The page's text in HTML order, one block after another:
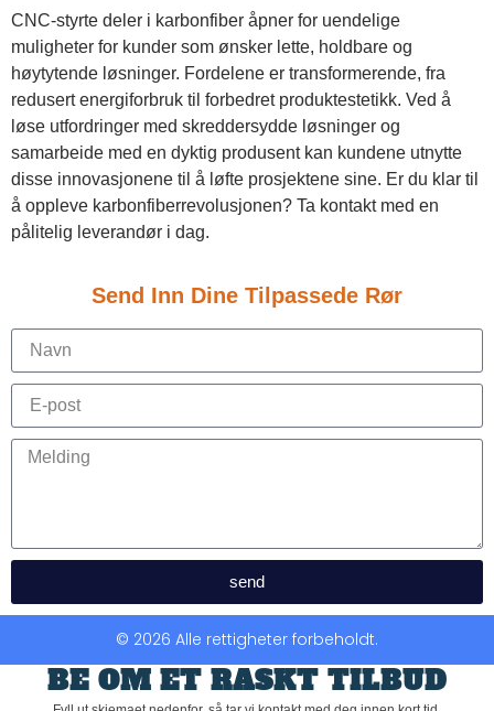
CNC-styrte deler i karbonfiber åpner for uendelige
muligheter for kunder som ønsker lette, holdbare og
høytytende løsninger. Fordelene er transformerende, fra
redusert energiforbruk til forbedret produktestetikk. Ved å
løse utfordringer med skreddersydde løsninger og
samarbeide med en dyktig produsent kan kundene utnytte
disse innovasjonene til å løfte prosjektene sine. Er du klar til
å oppleve karbonfiberrevolusjonen? Ta kontakt med en
pålitelig leverandør i dag.
Send Inn Dine Tilpassede Rør
send
© 2026 Alle rettigheter forbeholdt.
BE OM ET RASKT TILBUD